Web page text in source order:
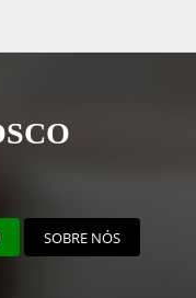
SOBRE NÓS